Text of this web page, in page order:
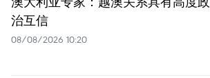
治互信
08/08/2026 10:20